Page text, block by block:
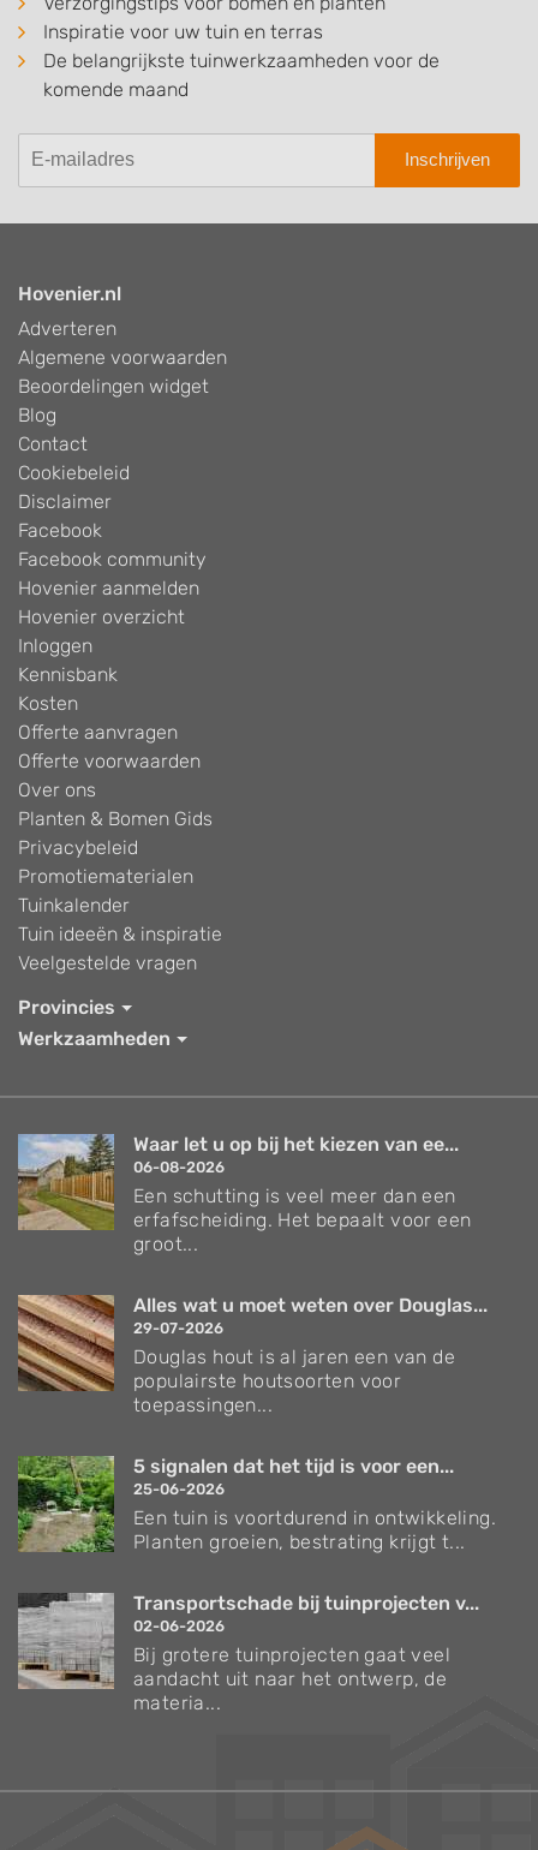
Inspiratie voor uw tuin en terras
De belangrijkste tuinwerkzaamheden voor de
komende maand
Inschrijven
Hovenier.nl
Adverteren
Algemene voorwaarden
Beoordelingen widget
Blog
Contact
Cookiebeleid
Disclaimer
Facebook
Facebook community
Hovenier aanmelden
Hovenier overzicht
Inloggen
Kennisbank
Kosten
Offerte aanvragen
Offerte voorwaarden
Over ons
Planten & Bomen Gids
Privacybeleid
Promotiematerialen
Tuinkalender
Tuin ideeën & inspiratie
Veelgestelde vragen
Provincies
Werkzaamheden
Waar let u op bij het kiezen van ee...
06-08-2026
Een schutting is veel meer dan een
erfafscheiding. Het bepaalt voor een
groot...
Alles wat u moet weten over Douglas...
29-07-2026
Douglas hout is al jaren een van de
populairste houtsoorten voor
toepassingen...
5 signalen dat het tijd is voor een...
25-06-2026
Een tuin is voortdurend in ontwikkeling.
Planten groeien, bestrating krijgt t...
Transportschade bij tuinprojecten v...
02-06-2026
Bij grotere tuinprojecten gaat veel
aandacht uit naar het ontwerp, de
materia...
Verzorgingstips voor bomen en planten
Inspiratie voor uw tuin en terras